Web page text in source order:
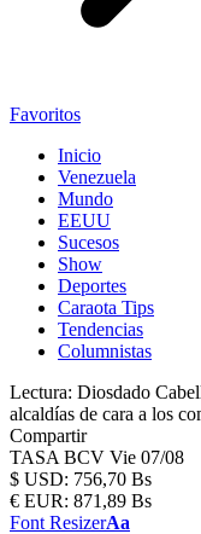
Favoritos
Inicio
Venezuela
Mundo
EEUU
Sucesos
Show
Deportes
Caraota Tips
Tendencias
Columnistas
Lectura: Diosdado
alcaldías de cara a los
Compartir
TASA BCV Vie 07/08
$ USD: 756,70 Bs
€ EUR: 871,89 Bs
Font ResizerAa